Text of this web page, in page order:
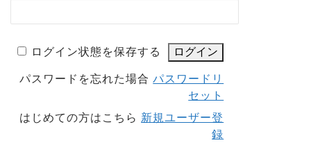
ログイン状態を保存する
パスワードを忘れた場合パスワードリ
セット
はじめての方はこちら 新規ユーザー登
録